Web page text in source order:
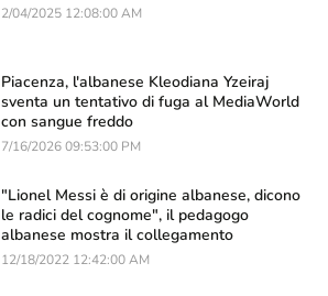
2/04/2025 12:08:00 AM
Piacenza, l'albanese Kleodiana Yzeiraj
sventa un tentativo di fuga al MediaWorld
con sangue freddo
7/16/2026 09:53:00 PM
"Lionel Messi è di origine albanese, dicono
le radici del cognome", il pedagogo
albanese mostra il collegamento
12/18/2022 12:42:00 AM